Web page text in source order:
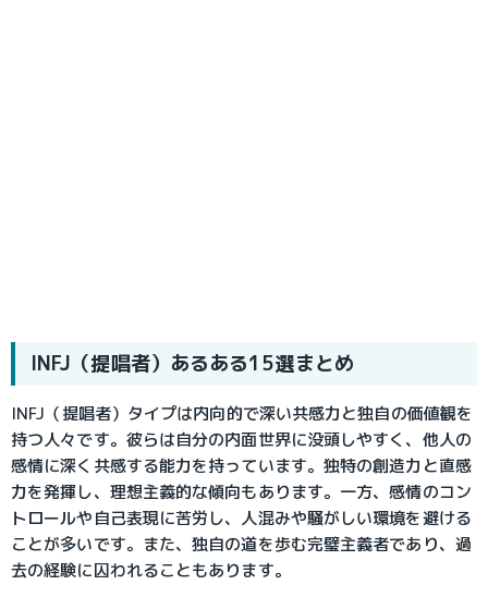
INFJ（提唱者）あるある15選まとめ
INFJ（提唱者）タイプは内向的で深い共感力と独自の価値観を
持つ人々です。彼らは自分の内面世界に没頭しやすく、他人の
感情に深く共感する能力を持っています。独特の創造力と直感
力を発揮し、理想主義的な傾向もあります。一方、感情のコン
トロールや自己表現に苦労し、人混みや騒がしい環境を避ける
ことが多いです。また、独自の道を歩む完璧主義者であり、過
去の経験に囚われることもあります。